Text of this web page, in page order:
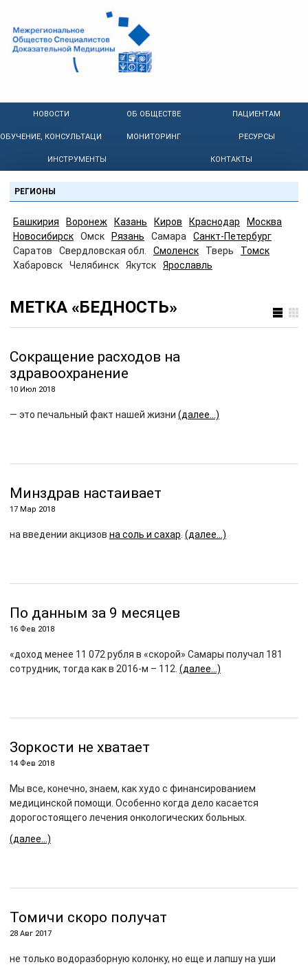
НОВОСТИ ОБ ОБЩЕСТВЕ ПАЦИЕНТАМ
ОБУЧЕНИЕ, КОНСУЛЬТАЦИИ МОНИТОРИНГ РЕСУРСЫ
ИНСТРУМЕНТЫ КОНТАКТЫ
РЕГИОНЫ
Башкирия Воронеж Казань Киров Краснодар
Москва
Новосибирск
Омск Рязань Самара
Санкт-Петербург
Саратов
Свердловская обл. Смоленск Тверь
Томск
Хабаровск
Челябинск Якутск Ярославль
МЕТКА «БЕДНОСТЬ»
Сокращение расходов на
здравоохранение
10 Июл 2018
— это печальный факт нашей жизни (далее…)
Минздрав настаивает
17 Мар 2018
на введении акцизов на соль и сахар (далее…)
По данным за 9 месяцев
16 Фев 2018
«доход менее 11 072 рубля в «скорой» Самары получал 181
сотрудник, тогда как в 2016-м – 112. (далее…)
Зоркости не хватает
14 Фев 2018
Мы все, конечно, знаем, как худо с финансированием
медицинской помощи. Особенно когда дело касается
дорогостоящего лечения онкологических больных.
(далее…)
Томичи скоро получат
28 Авг 2017
не только водоразборную колонку, но еще и лапшу на уши